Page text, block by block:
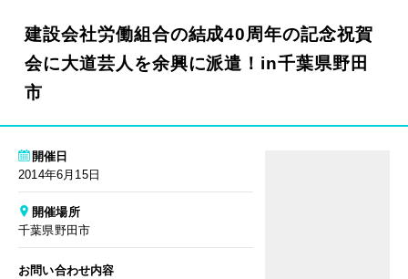
建設会社労働組合の結成40周年の記念祝賀
会に大道芸人を余興に派遣！in千葉県野田
市
開催日
2014年6月15日
開催場所
千葉県野田市
お問い合わせ内容